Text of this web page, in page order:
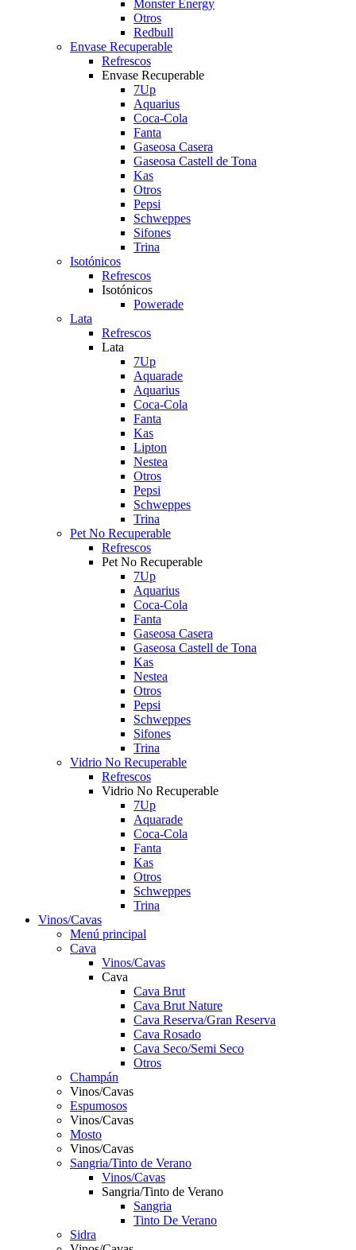
Monster Energy
Otros
Redbull
Envase Recuperable
Refrescos
Envase Recuperable
7Up
Aquarius
Coca-Cola
Fanta
Gaseosa Casera
Gaseosa Castell de Tona
Kas
Otros
Pepsi
Schweppes
Sifones
Trina
Isotónicos
Refrescos
Isotónicos
Powerade
Lata
Refrescos
Lata
7Up
Aquarade
Aquarius
Coca-Cola
Fanta
Kas
Lipton
Nestea
Otros
Pepsi
Schweppes
Trina
Pet No Recuperable
Refrescos
Pet No Recuperable
7Up
Aquarius
Coca-Cola
Fanta
Gaseosa Casera
Gaseosa Castell de Tona
Kas
Nestea
Otros
Pepsi
Schweppes
Sifones
Trina
Vidrio No Recuperable
Refrescos
Vidrio No Recuperable
7Up
Aquarade
Coca-Cola
Fanta
Kas
Otros
Schweppes
Trina
Vinos/Cavas
Menú principal
Cava
Vinos/Cavas
Cava
Cava Brut
Cava Brut Nature
Cava Reserva/Gran Reserva
Cava Rosado
Cava Seco/Semi Seco
Otros
Champán
Vinos/Cavas
Espumosos
Vinos/Cavas
Mosto
Vinos/Cavas
Sangria/Tinto de Verano
Vinos/Cavas
Sangria/Tinto de Verano
Sangria
Tinto De Verano
Sidra